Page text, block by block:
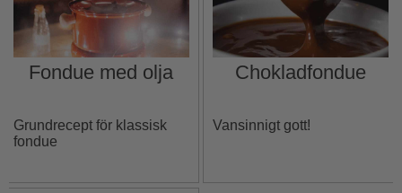
Fondue med olja
Grundrecept för klassisk
fondue
Chokladfondue
Vansinnigt gott!